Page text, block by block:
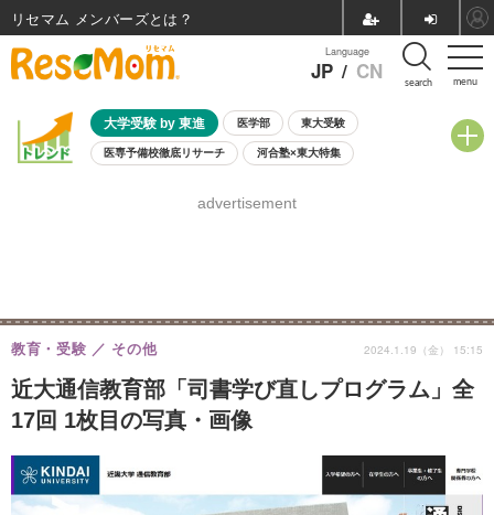
menu
Language
JP / CN search
大学受験 by 東進 医学部 東大受験
医専予備校徹底リサーチ 河合塾×東大特集
8月開催学校説明会・相談会
advertisement
近大通信教育部「司書学び直しプログラム」全
17回 1枚目の写真・画像
教育・受験 その他 2024.1.19（金） 15:15
リセマム メンバーズ